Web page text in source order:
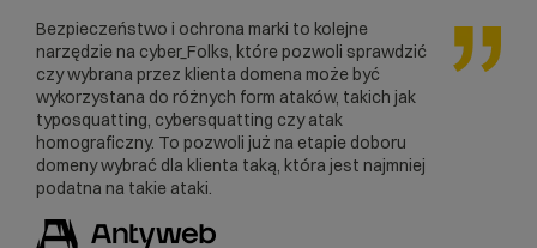
Bezpieczeństwo i ochrona marki to kolejne
narzędzie na cyber_Folks, które pozwoli sprawdzić
czy wybrana przez klienta domena może być
wykorzystana do różnych form ataków, takich jak
typosquatting, cybersquatting czy atak
homograficzny. To pozwoli już na etapie doboru
domeny wybrać dla klienta taką, która jest najmniej
podatna na takie ataki.